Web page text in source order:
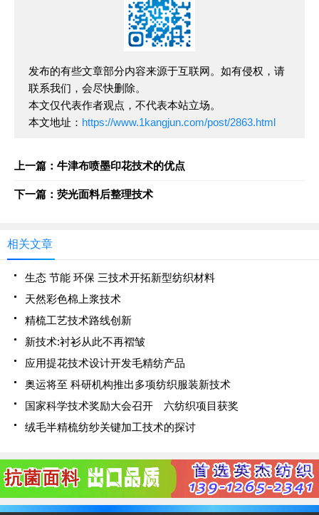
发布的有些文章部分内容来源于互联网。如有侵权，请
联系我们，会尽快删除。
本文仅代表作者观点，不代表本站立场。
本文地址： https://www.1kangjun.com/post/2863.html
上一篇：牛津布喷墨印花技术的优点
下一篇：荧光面料后整理技术
相关文章
生态 节能 环保 三技术开拓新型纺织材料
天然彩色棉上浆技术
精梳工艺技术路线创新
新技术:衬衫从此不再褶皱
应用提花技术设计开发毛精纺产品
奥运将至 科研机构推出多项纺织服装新技术
国家科学技术奖励大会召开 六纺织项目获奖
绒毛半精梳纺纱关键加工技术的探讨